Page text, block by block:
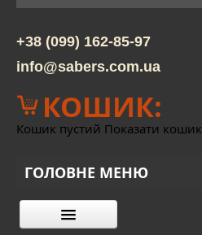
+38 (099) 162-85-97
info@sabers.com.ua
КОШИК:
Кошик пустий Показати кошик
ГОЛОВНЕ МЕНЮ